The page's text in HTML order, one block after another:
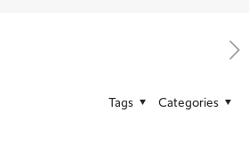
Categories
Tags